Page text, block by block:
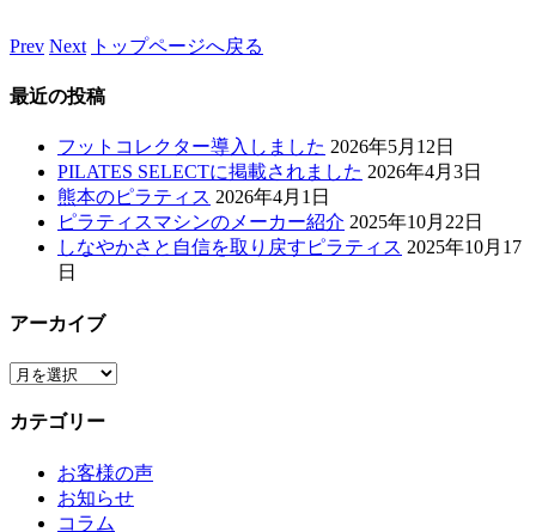
Prev Next トップページへ戻る
最近の投稿
フットコレクター導入しました 2026年5月12日
PILATES SELECTに掲載されました 2026年4月3日
熊本のピラティス 2026年4月1日
ピラティスマシンのメーカー紹介 2025年10月22日
しなやかさと自信を取り戻すピラティス 2025年10月17
日
アーカイブ
ア
カ
カテゴリー
お客様の声
お知らせ
コラム